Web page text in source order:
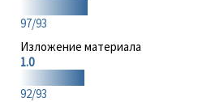
97/93
Изложение материала
1.0
92/93